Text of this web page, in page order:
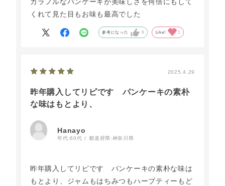
くれて見た目もお味も最高でした
参考になった 0 Like! 1
2025.4.29
昨年購入してリピです パンケーキの素朴
な味はもとより、
Hanayo
年代:60代 都道府県:神奈川県
昨年購入してリピです パンケーキの素朴な味は
もとより、ジャムもはちみつもハーブティーもど